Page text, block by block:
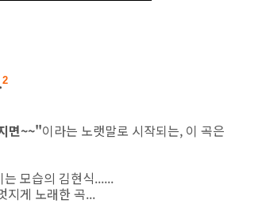
2
면~~"이라는 노랫말로 시작되는, 이 곡은
모습의 김현식......
지게 노래한 곡...